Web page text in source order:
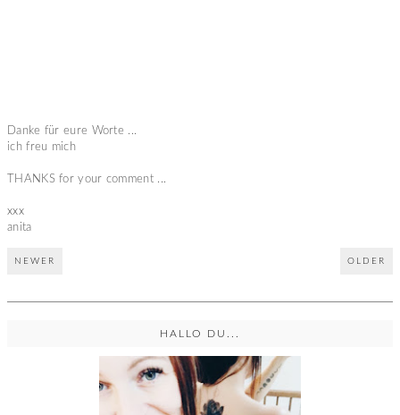
Danke für eure Worte ...
ich freu mich
THANKS for your comment ...
xxx
anita
NEWER OLDER
HALLO DU...